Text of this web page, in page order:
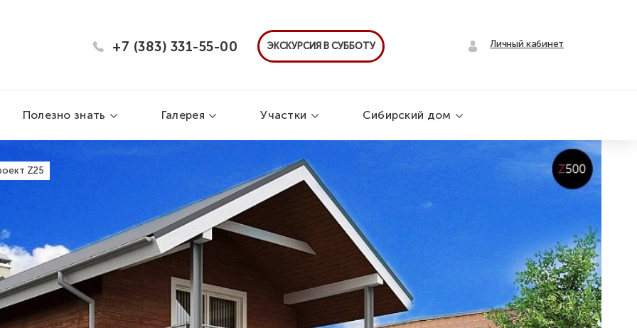
+7 (383) 331-55-00 ЭКСКУРСИЯ В СУББОТУ Личный кабинет
Полезно знать Галерея Участки Сибирский дом
Z25